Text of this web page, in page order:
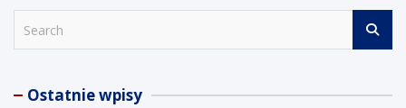
c Ostatnie wpisy